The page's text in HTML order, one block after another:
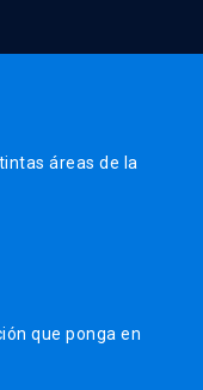
áreas de la
que ponga en